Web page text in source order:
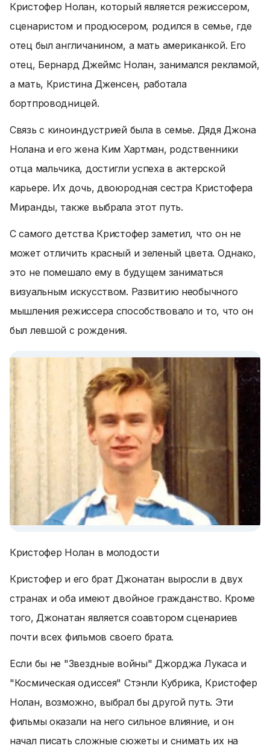
Кристофер Нолан, который является режиссером,
сценаристом и продюсером, родился в семье, где
отец был англичанином, а мать американкой. Его
отец, Бернард Джеймс Нолан, занимался рекламой,
а мать, Кристина Дженсен, работала
бортпроводницей.
Связь с киноиндустрией была в семье. Дядя Джона
Нолана и его жена Ким Хартман, родственники
отца мальчика, достигли успеха в актерской
карьере. Их дочь, двоюродная сестра Кристофера
Миранды, также выбрала этот путь.
С самого детства Кристофер заметил, что он не
может отличить красный и зеленый цвета. Однако,
это не помешало ему в будущем заниматься
визуальным искусством. Развитию необычного
мышления режиссера способствовало и то, что он
был левшой с рождения.
Кристофер Нолан в молодости
Кристофер и его брат Джонатан выросли в двух
странах и оба имеют двойное гражданство. Кроме
того, Джонатан является соавтором сценариев
почти всех фильмов своего брата.
Если бы не "Звездные войны" Джорджа Лукаса и
"Космическая одиссея" Стэнли Кубрика, Кристофер
Нолан, возможно, выбрал бы другой путь. Эти
фильмы оказали на него сильное влияние, и он
начал писать сложные сюжеты и снимать их на